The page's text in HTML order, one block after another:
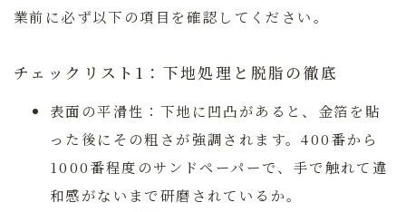
業前に必ず以下の項目を確認してください。
チェックリスト1：下地処理と脱脂の徹底
表面の平滑性： 下地に凹凸があると、金箔を貼
った後にその粗さが強調されます。400番から
1000番程度のサンドペーパーで、手で触れて違
和感がないまで研磨されているか。